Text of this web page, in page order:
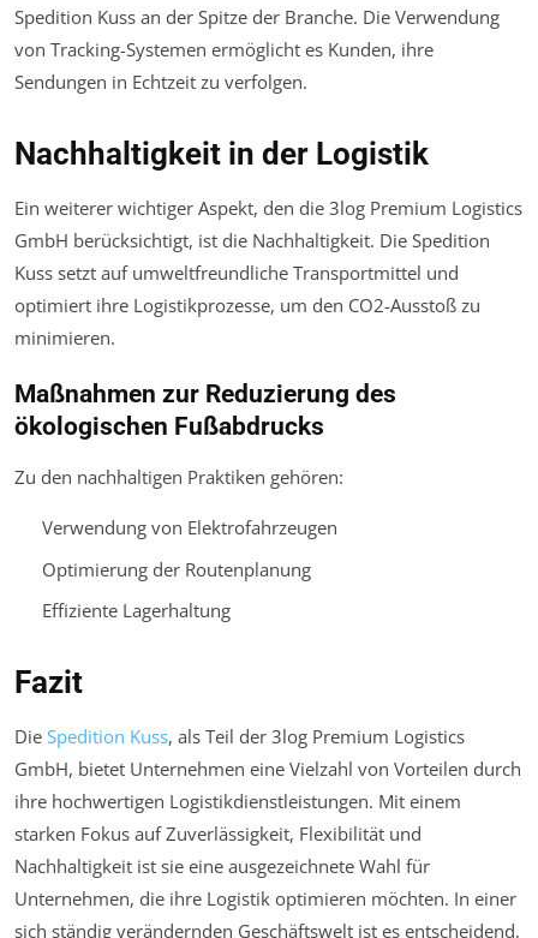
Spedition Kuss an der Spitze der Branche. Die Verwendung
von Tracking-Systemen ermöglicht es Kunden, ihre
Sendungen in Echtzeit zu verfolgen.
Nachhaltigkeit in der Logistik
Ein weiterer wichtiger Aspekt, den die 3log Premium Logistics
GmbH berücksichtigt, ist die Nachhaltigkeit. Die Spedition
Kuss setzt auf umweltfreundliche Transportmittel und
optimiert ihre Logistikprozesse, um den CO2-Ausstoß zu
minimieren.
Maßnahmen zur Reduzierung des
ökologischen Fußabdrucks
Zu den nachhaltigen Praktiken gehören:
Verwendung von Elektrofahrzeugen
Optimierung der Routenplanung
Effiziente Lagerhaltung
Fazit
Die Spedition Kuss, als Teil der 3log Premium Logistics
GmbH, bietet Unternehmen eine Vielzahl von Vorteilen durch
ihre hochwertigen Logistikdienstleistungen. Mit einem
starken Fokus auf Zuverlässigkeit, Flexibilität und
Nachhaltigkeit ist sie eine ausgezeichnete Wahl für
Unternehmen, die ihre Logistik optimieren möchten. In einer
sich ständig verändernden Geschäftswelt ist es entscheidend,